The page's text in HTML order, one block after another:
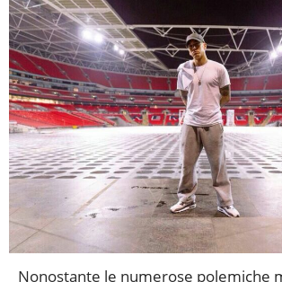
Nonostante le numerose polemiche